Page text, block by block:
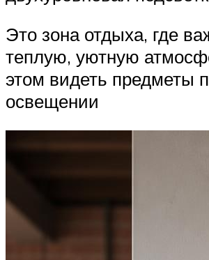
Это зона отдыха, где
теплую, уютную
этом видеть предметы
освещении